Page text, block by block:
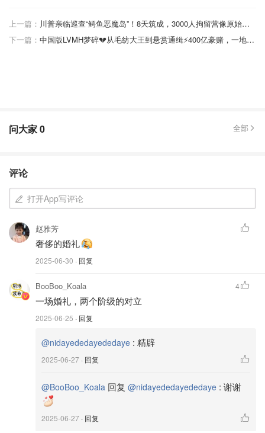
6400万到7600万美元。其中约80%的物资来自本地供应
商，比如马拉诺岛的手工玻璃、威尼斯本地糕点等。婚礼现
米克·贾格尔、奥兰多·布鲁姆、伊万卡等人。就连威尼斯机
婚礼还没开始，威尼斯就炸锅了
不过，这场婚礼并不只是甜蜜和浪漫那么简单。
上一篇：
川普亲临巡查“鳄鱼恶魔岛”！8天筑成，3000人拘留营像原始监狱？
下一篇：
中国版LVMH梦碎💔从毛纺大王到悬赏通缉⚡400亿豪赌，一地鸡毛。。
问大家0 全部
评论
打开App写评论
赵雅芳
奢侈的婚礼
2025-06-30 · 回复
BooBoo_Koala
一场婚礼，两个阶级的对立
2025-06-25 · 回复
4
@nidayededayededaye : 精辟
2025-06-27 · 回复
@BooBoo_Koala 回复 @nidayededayededaye : 谢谢
2025-06-27 · 回复